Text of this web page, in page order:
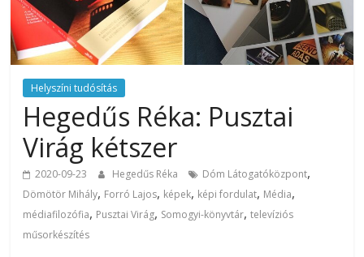
Helyszíni tudósítás
Hegedűs Réka: Pusztai
Virág kétszer
2020-09-23 Hegedűs Réka Dóm Látogatóközpont,
Dömötör Mihály, Forró Lajos, képek, képi fordulat, Média,
médiafilozófia, Pusztai Virág, Somogyi-könyvtár,televíziós
műsorkészítés